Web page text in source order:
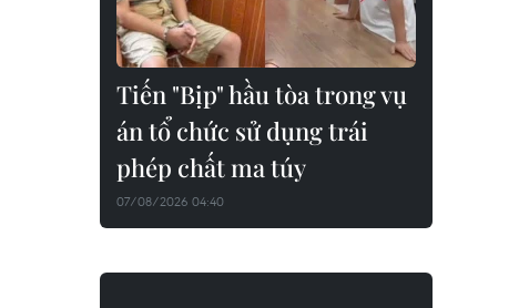
Tiến "Bịp" hầu tòa trong vụ
án tổ chức sử dụng trái
phép chất ma túy
07/08/2026 04:40